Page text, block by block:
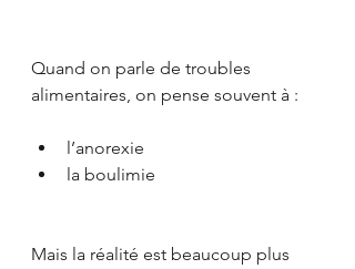
Quand on parle de troubles
alimentaires, on pense souvent à :
l’anorexie
la boulimie
Mais la réalité est beaucoup plus